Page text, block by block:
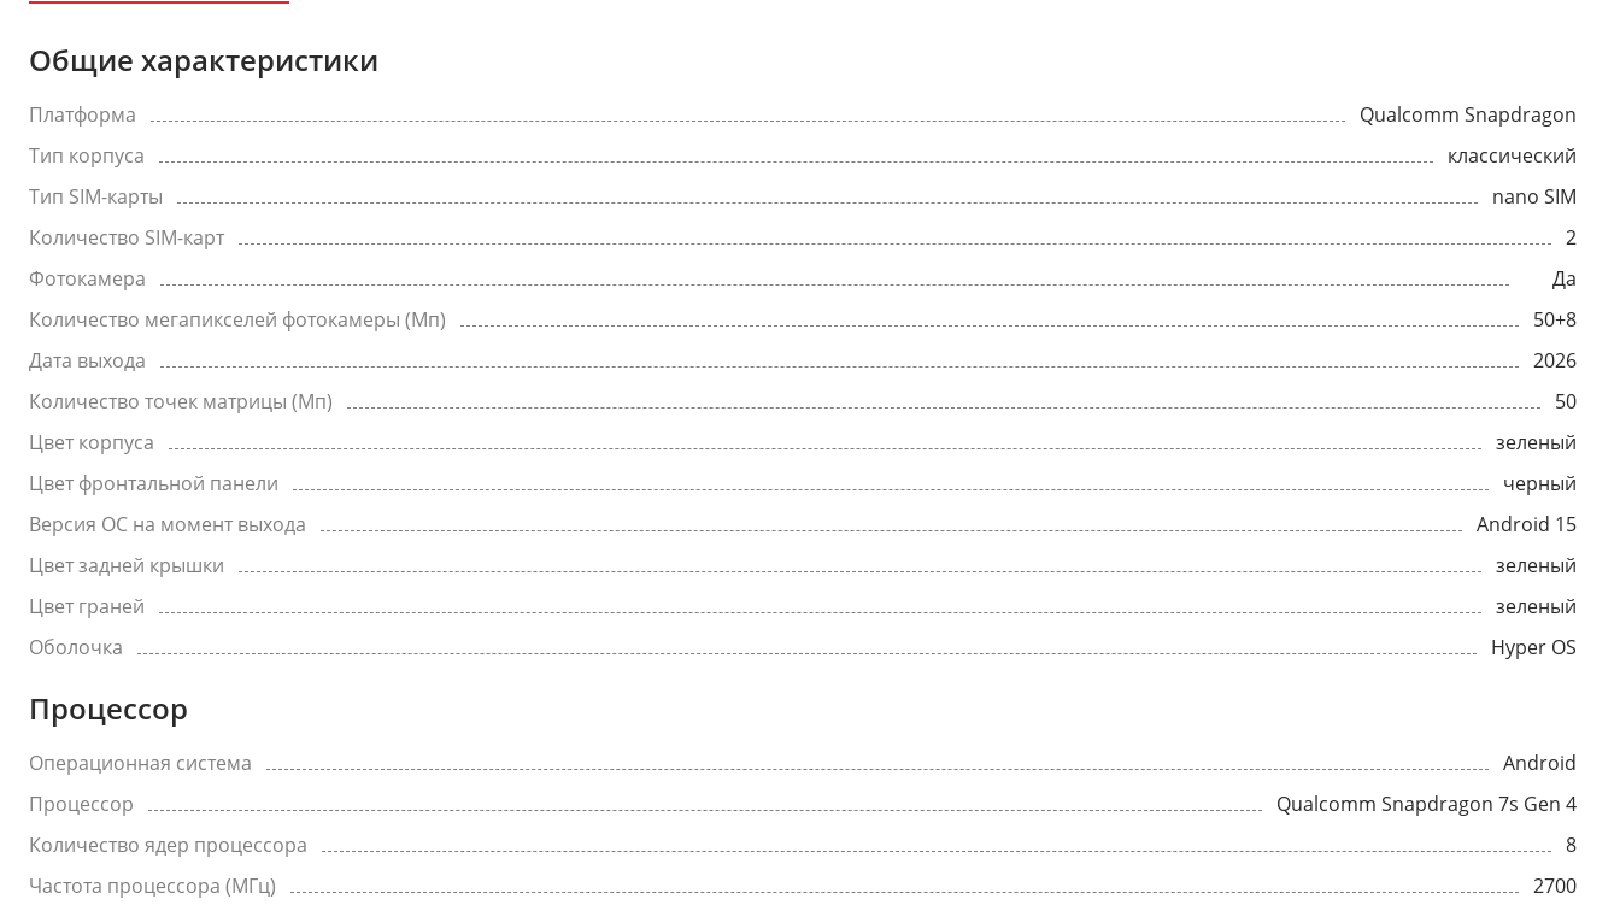
Общие характеристики
Платформа
Qualcomm Snapdragon
Тип корпуса
классический
Тип SIM-карты
nano SIM
Количество SIM-карт
2
Фотокамера
Да
Количество мегапикселей фотокамеры (Мп)
50+8
Дата выхода
2026
Количество точек матрицы (Мп)
50
Цвет корпуса
зеленый
Цвет фронтальной панели
черный
Версия ОС на момент выхода
Android 15
Цвет задней крышки
зеленый
Цвет граней
зеленый
Оболочка
Hyper OS
Процессор
Операционная система
Android
Процессор
Qualcomm Snapdragon 7s Gen 4
Количество ядер процессора
8
Частота процессора (МГц)
2700